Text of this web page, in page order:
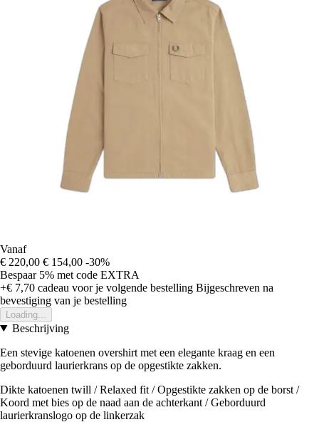
Vanaf
€ 220,00 € 154,00 -30%
Bespaar 5% met code EXTRA
+€ 7,70 cadeau voor je volgende bestelling Bijgeschreven na
bevestiging van je bestelling
Loading...
Beschrijving
Een stevige katoenen overshirt met een elegante kraag en een
geborduurd laurierkrans op de opgestikte zakken.
Dikte katoenen twill / Relaxed fit / Opgestikte zakken op de borst /
Koord met bies op de naad aan de achterkant / Geborduurd
laurierkranslogo op de linkerzak